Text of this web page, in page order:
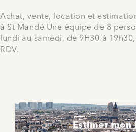
Achat, vente, location et
à St Mandé Une équipe de 8
lundi au samedi, de 9H30 à
RDV.
Estimer mon